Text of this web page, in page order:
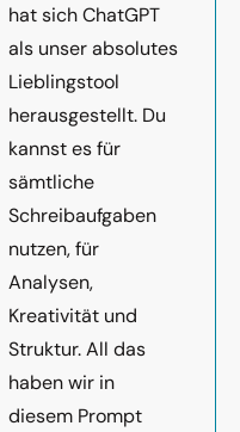
hat sich ChatGPT
als unser absolutes
Lieblingstool
herausgestellt. Du
kannst es für
sämtliche
Schreibaufgaben
nutzen, für
Analysen,
Kreativität und
Struktur. All das
haben wir in
diesem Prompt